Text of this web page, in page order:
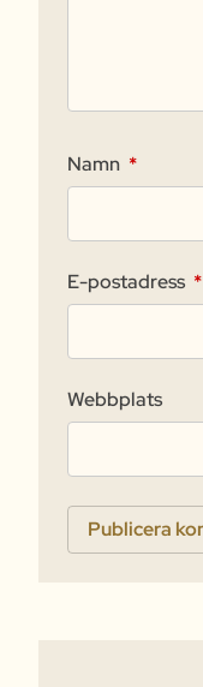
Namn *
E-postadress *
Webbplats